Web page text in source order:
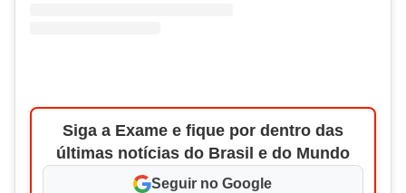
Siga a Exame e fique por dentro das
últimas notícias do Brasil e do Mundo
Seguir no Google